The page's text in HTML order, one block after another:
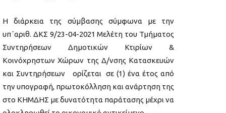
Η διάρκεια της σύμβασης σύμφωνα με την
υπ΄αριθ. ΔΚΣ 9/23-04-2021 Μελέτη του Τμήματος
Συντηρήσεων Δημοτικών Κτιρίων &
Κοινόχρηστων Χώρων της Δ/νσης Κατασκευών
και Συντηρήσεων ορίζεται σε (1) ένα έτος από
την υπογραφή, πρωτοκόλληση και ανάρτηση της
στο ΚΗΜΔΗΣ με δυνατότητα παράτασης μέχρι να